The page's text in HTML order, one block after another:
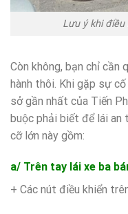
Lưu ý khi điều
Còn không, bạn chỉ cần
hành thôi. Khi gặp sự
sở gần nhất của Tiến
buộc phải biết để lái an
cỡ lớn này gồm:
a/ Trên tay lái xe ba
+ Các nút điều khiển